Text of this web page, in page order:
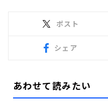
ポスト
シェア
あわせて読みたい